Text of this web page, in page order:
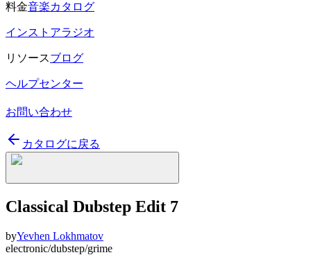
料金音楽カタログ
インストアラジオ
リソースブログ
ヘルプセンター
お問い合わせ
カタログに戻る
Classical Dubstep Edit 7
byYevhen Lokhmatov
electronic/dubstep/grime